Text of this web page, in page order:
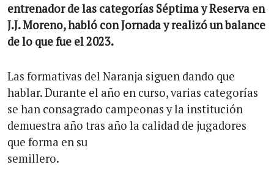
entrenador de las categorías Séptima y Reserva en
J.J. Moreno, habló con Jornada y realizó un balance
de lo que fue el 2023.
Las formativas del Naranja siguen dando que
hablar. Durante el año en curso, varias categorías
se han consagrado campeonas y la institución
demuestra año tras año la calidad de jugadores
que forma en su
semillero.